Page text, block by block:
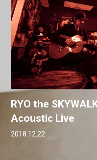
RYO the
Acoustic Live
2018.12.22